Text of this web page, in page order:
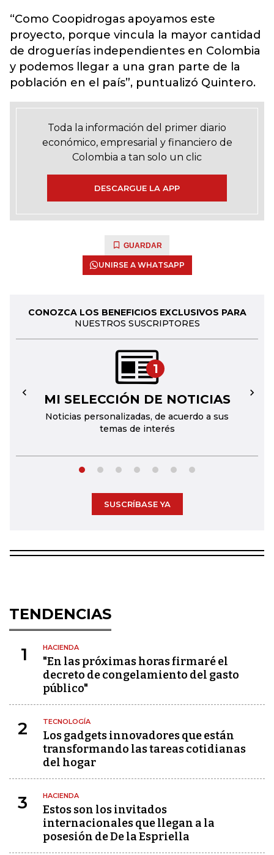
“Como Coopidrogas apoyamos este
proyecto, porque vincula la mayor cantidad
de droguerías independientes en Colombia
y podemos llegar a una gran parte de la
población en el país”, puntualizó Quintero.
Toda la información del primer diario
económico, empresarial y financiero de
Colombia a tan solo un clic
DESCARGUE LA APP
GUARDAR
UNIRSE A WHATSAPP
CONOZCA LOS BENEFICIOS EXCLUSIVOS PARA
NUESTROS SUSCRIPTORES
1
MI SELECCIÓN DE NOTICIAS
Noticias personalizadas, de acuerdo a sus
temas de interés
← →
SUSCRÍBASE YA
TENDENCIAS
1 HACIENDA
"En las próximas horas firmaré el
decreto de congelamiento del gasto
público"
2 TECNOLOGÍA
Los gadgets innovadores que están
transformando las tareas cotidianas
del hogar
3 HACIENDA
Estos son los invitados
internacionales que llegan a la
posesión de De la Espriella